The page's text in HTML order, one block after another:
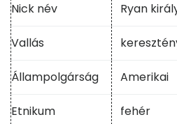
Nick név Ryan
Vallás
Állampolgárság Amerikai
Etnikum fehér